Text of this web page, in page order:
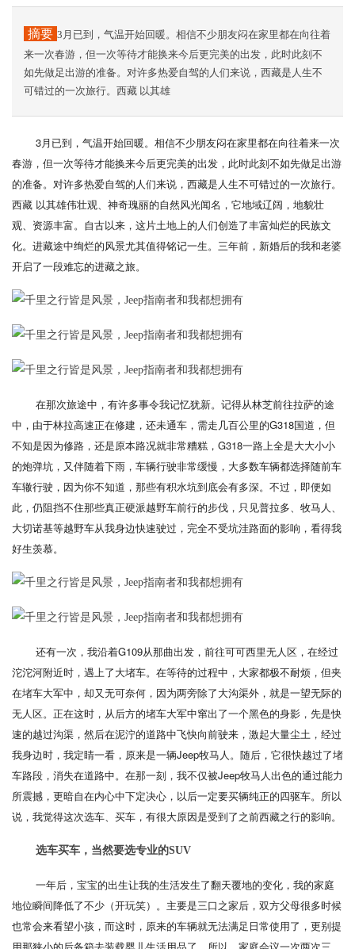
摘要 3月已到，气温开始回暖。相信不少朋友闷在家里都在向往着
来一次春游，但一次等待才能换来今后更完美的出发，此时此刻不
如先做足出游的准备。对许多热爱自驾的人们来说，西藏是人生不
可错过的一次旅行。西藏 以其雄
3月已到，气温开始回暖。相信不少朋友闷在家里都在向往着来一次
春游，但一次等待才能换来今后更完美的出发，此时此刻不如先做足出游
的准备。对许多热爱自驾的人们来说，西藏是人生不可错过的一次旅行。
西藏 以其雄伟壮观、神奇瑰丽的自然风光闻名，它地域辽阔，地貌壮
观、资源丰富。自古以来，这片土地上的人们创造了丰富灿烂的民族文
化。进藏途中绚烂的风景尤其值得铭记一生。三年前，新婚后的我和老婆
开启了一段难忘的进藏之旅。
在那次旅途中，有许多事令我记忆犹新。记得从林芝前往拉萨的途
中，由于林拉高速正在修建，还未通车，需走几百公里的G318国道，但
不知是因为修路，还是原本路况就非常糟糕，G318一路上全是大大小小
的炮弹坑，又伴随着下雨，车辆行驶非常缓慢，大多数车辆都选择随前车
车辙行驶，因为你不知道，那些有积水坑到底会有多深。不过，即便如
此，仍阻挡不住那些真正硬派越野车前行的步伐，只见普拉多、牧马人、
大切诺基等越野车从我身边快速驶过，完全不受坑洼路面的影响，看得我
好生羡慕。
还有一次，我沿着G109从那曲出发，前往可可西里无人区，在经过
沱沱河附近时，遇上了大堵车。在等待的过程中，大家都极不耐烦，但夹
在堵车大军中，却又无可奈何，因为两旁除了大沟渠外，就是一望无际的
无人区。正在这时，从后方的堵车大军中窜出了一个黑色的身影，先是快
速的越过沟渠，然后在泥泞的道路中飞快向前驶来，激起大量尘土，经过
我身边时，我定睛一看，原来是一辆Jeep牧马人。随后，它很快越过了堵
车路段，消失在道路中。在那一刻，我不仅被Jeep牧马人出色的通过能力
所震撼，更暗自在内心中下定决心，以后一定要买辆纯正的四驱车。所以
说，我觉得这次选车、买车，有很大原因是受到了之前西藏之行的影响。
选车买车，当然要选专业的SUV
一年后，宝宝的出生让我的生活发生了翻天覆地的变化，我的家庭
地位瞬间降低了不少（开玩笑）。主要是三口之家后，双方父母很多时候
也常会来看望小孩，而这时，原来的车辆就无法满足日常使用了，更别提